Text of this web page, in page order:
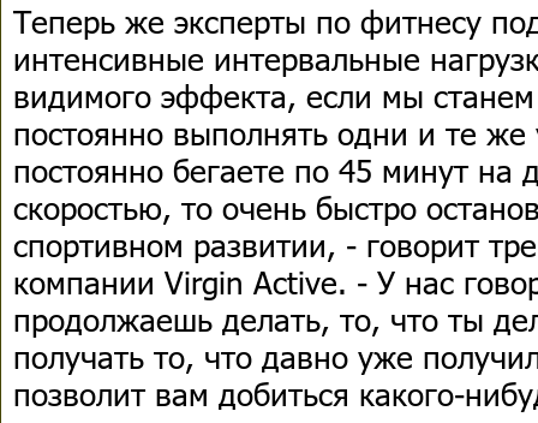
Теперь же эксперты по фитнесу
интенсивные интервальные
видимого эффекта, если мы
постоянно выполнять одни и те
постоянно бегаете по 45 минут на
скоростью, то очень быстро
спортивном развитии, - говорит
компании Virgin Active. - У нас
продолжаешь делать, то, что ты
получать то, что давно уже
позволит вам добиться какого-